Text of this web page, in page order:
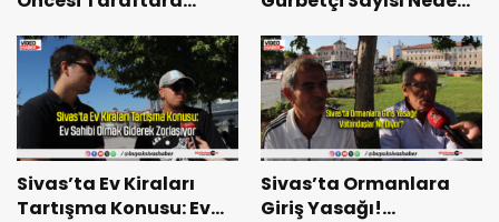
Sezondan Beklentiler
Neler?
Vatandaşlar Ne Diyor?
Sivas’ta Ev Kiraları
Tartışma Konusu: Ev
Sivas’ta Ormanlara
Giriş Yasağı!